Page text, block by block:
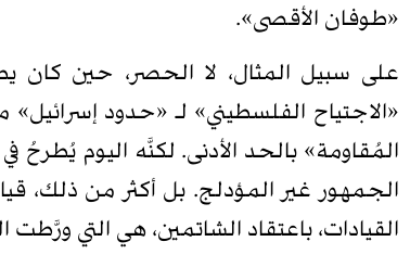
«طوفان الأقصى».
على سبيل المثال، لا الحصر، حين كان
«الاجتياح الفلسطيني» لـ «حدود
المُقاومة» بالحد الأدنى. لكنَّه اليوم
الجمهور غير المؤدلج. بل أكثر من ذلك،
القيادات، باعتقاد الشاتمين، هي التي ورَّطت